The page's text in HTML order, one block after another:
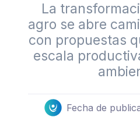
La
agro se abre
con propuestas
escala
Fecha de